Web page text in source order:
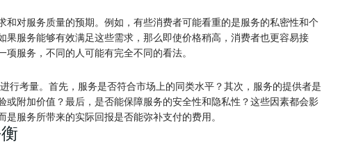
和对服务质量的预期。例如，有些消费者可能看重的是服务的私密性和个
服务能够有效满足这些需求，那么即使价格稍高，消费者也更容易接
服务，不同的人可能有完全不同的看法。
行考量。首先，服务是否符合市场上的同类水平？其次，服务的提供者是
附加价值？最后，是否能保障服务的安全性和隐私性？这些因素都会影
服务所带来的实际回报是否能弥补支付的费用。